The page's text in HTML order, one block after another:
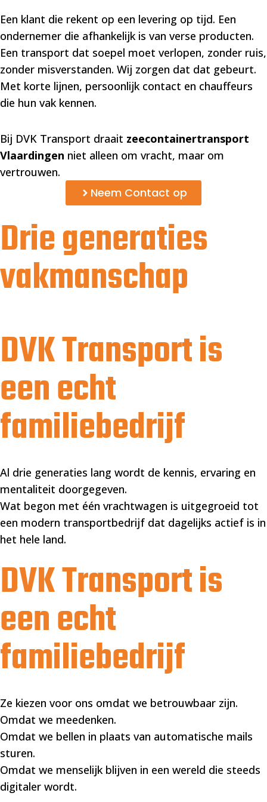
Een klant die rekent op een levering op tijd. Een
ondernemer die afhankelijk is van verse producten.
Een transport dat soepel moet verlopen, zonder ruis,
zonder misverstanden. Wij zorgen dat dat gebeurt.
Met korte lijnen, persoonlijk contact en chauffeurs
die hun vak kennen.
Bij DVK Transport draait zeecontainertransport
Vlaardingen niet alleen om vracht, maar om
vertrouwen.
Neem Contact op
Drie generaties
vakmanschap
DVK Transport is
een echt
familiebedrijf
Al drie generaties lang wordt de kennis, ervaring en
mentaliteit doorgegeven.
Wat begon met één vrachtwagen is uitgegroeid tot
een modern transportbedrijf dat dagelijks actief is in
het hele land.
DVK Transport is
een echt
familiebedrijf
Ze kiezen voor ons omdat we betrouwbaar zijn.
Omdat we meedenken.
Omdat we bellen in plaats van automatische mails
sturen.
Omdat we menselijk blijven in een wereld die steeds
digitaler wordt.